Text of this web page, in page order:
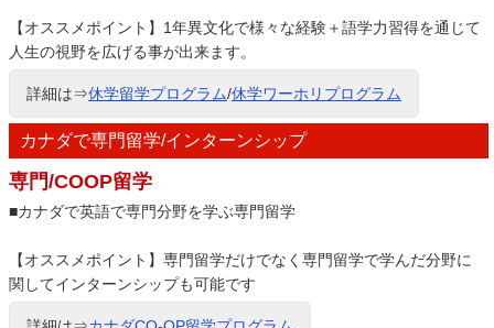
【オススメポイント】1年異文化で様々な経験＋語学力習得を通じて
人生の視野を広げる事が出来ます。
詳細は⇒休学留学プログラム/休学ワーホリプログラム
カナダで専門留学/インターンシップ
専門/COOP留学
■カナダで英語で専門分野を学ぶ専門留学
【オススメポイント】専門留学だけでなく専門留学で学んだ分野に
関してインターンシップも可能です